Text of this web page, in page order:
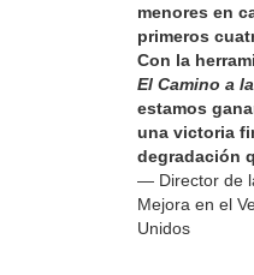
menores en
primeros
Con la
El Camino a
estamos
una victoria
degradación
— Director de
Mejora en el
Unidos